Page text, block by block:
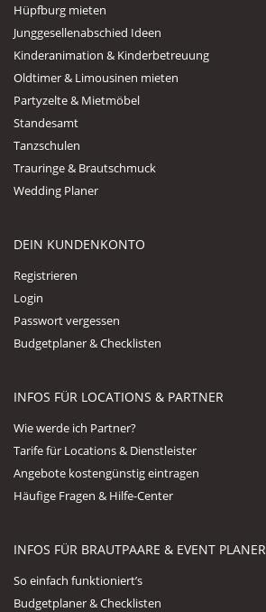
Hüpfburg mieten
Junggesellenabschied Ideen
Kinderanimation & Kinderbetreuung
Oldtimer & Limousinen mieten
Partyzelte & Mietmöbel
Standesamt
Tanzschulen
Trauringe & Brautschmuck
Wedding Planer
DEIN KUNDENKONTO
Registrieren
Login
Passwort vergessen
Budgetplaner & Checklisten
INFOS FÜR LOCATIONS & PARTNER
Wie werde ich Partner?
Tarife für Locations & Dienstleister
Angebote kostengünstig eintragen
Häufige Fragen & Hilfe-Center
INFOS FÜR BRAUTPAARE & EVENT PLANER
So einfach funktioniert’s
Budgetplaner & Checklisten